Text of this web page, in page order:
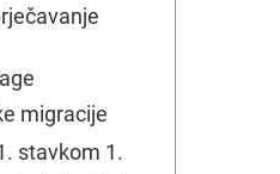
migracije
stavkom 1.